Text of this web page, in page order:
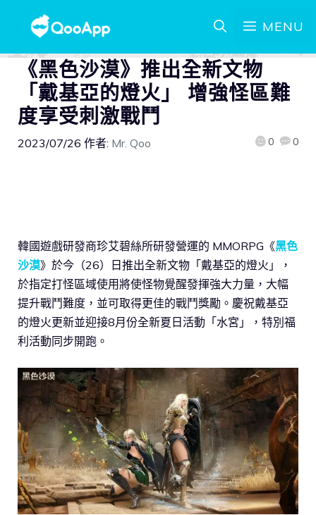
MENU
《黑色沙漠》推出全新文物
「戴基亞的燈火」 增強怪區難
度享受刺激戰鬥
2023/07/26 作者: Mr. Qoo 0 0
韓國遊戲研發商珍艾碧絲所研發營運的 MMORPG《黑色
沙漠》於今（26）日推出全新文物「戴基亞的燈火」，
於指定打怪區域使用將使怪物覺醒發揮強大力量，大幅
提升戰鬥難度，並可取得更佳的戰鬥獎勵。慶祝戴基亞
的燈火更新並迎接8月份全新夏日活動「水宮」，特別福
利活動同步開跑。